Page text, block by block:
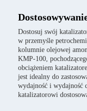
Dostosuj swój
w przemyśle
kolumnie olejowej
KMP-100,
obciążeniem
jest idealny do
wydajność i wydajność
katalizatorowi